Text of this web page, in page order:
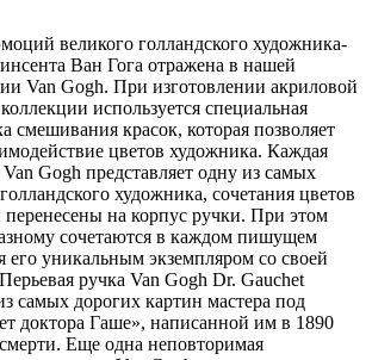
великого голландского художника-
Ван Гога отражена в нашей
Van Gogh. При изготовлении акриловой
используется специальная
смешивания красок, которая позволяет
цветов художника. Каждая
Gogh представляет одну из самых
художника, сочетания цветов
перенесены на корпус ручки. При этом
сочетаются в каждом пишущем
его уникальным экземпляром со своей
ручка Van Gogh Dr. Gauchet
самых дорогих картин мастера под
доктора Гаше», написанной им в 1890
Еще одна неповторимая